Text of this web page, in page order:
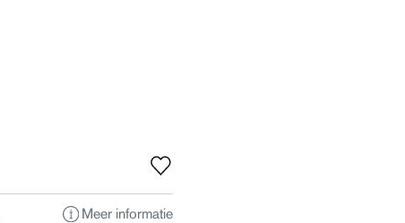
Meer informatie